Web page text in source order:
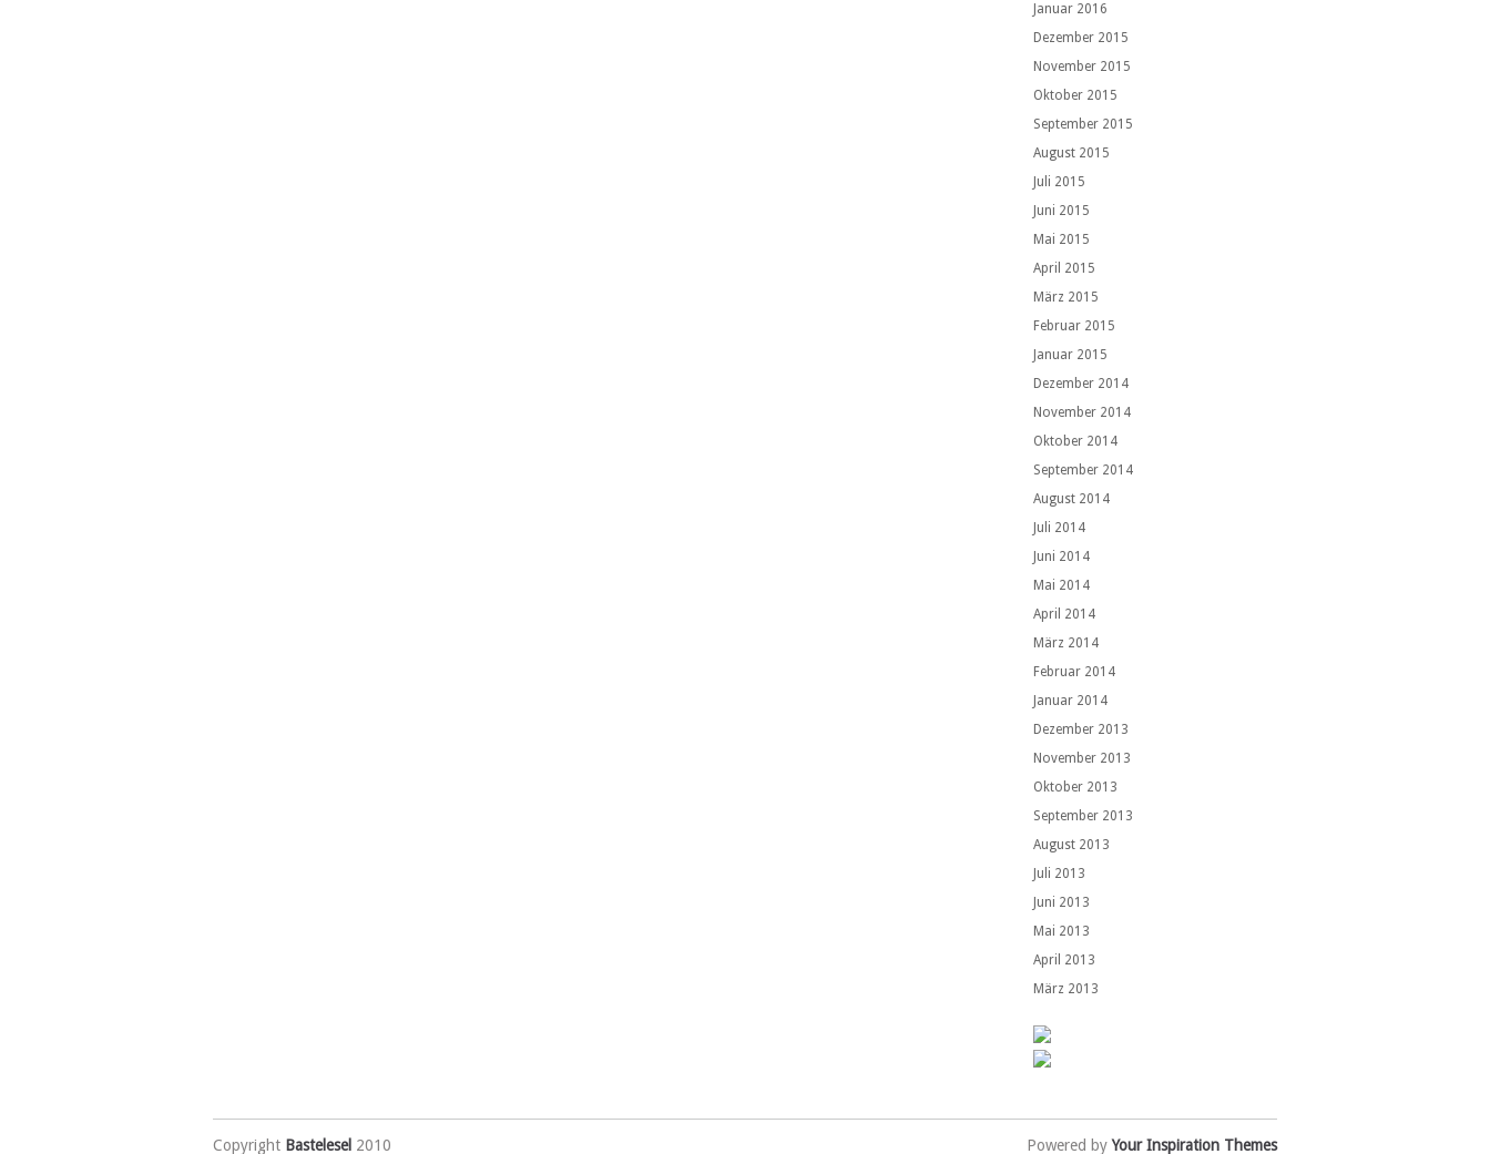
Januar 2016
Dezember 2015
November 2015
Oktober 2015
September 2015
August 2015
Juli 2015
Juni 2015
Mai 2015
April 2015
März 2015
Februar 2015
Januar 2015
Dezember 2014
November 2014
Oktober 2014
September 2014
August 2014
Juli 2014
Juni 2014
Mai 2014
April 2014
März 2014
Februar 2014
Januar 2014
Dezember 2013
November 2013
Oktober 2013
September 2013
August 2013
Juli 2013
Juni 2013
Mai 2013
April 2013
März 2013
Copyright Bastelesel 2010 Powered byYour Inspiration Themes